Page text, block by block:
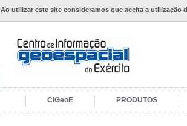
Ao utilizar este site consideramos que aceita a utilização
CIGeoE PRODUTOS